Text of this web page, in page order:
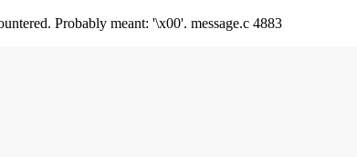
Probably meant: '\x00'. message.c 4883